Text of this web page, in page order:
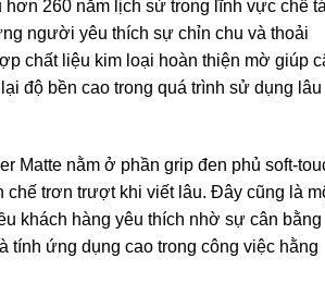
260 năm lịch sử trong lĩnh vực chế
người yêu thích sự chỉn chu và thoải
chất liệu kim loại hoàn thiện mờ giúp
độ bền cao trong quá trình sử dụng lâu
Matte nằm ở phần grip đen phủ soft-
chế trơn trượt khi viết lâu. Đây cũng là
khách hàng yêu thích nhờ sự cân bằng
tính ứng dụng cao trong công việc hằng